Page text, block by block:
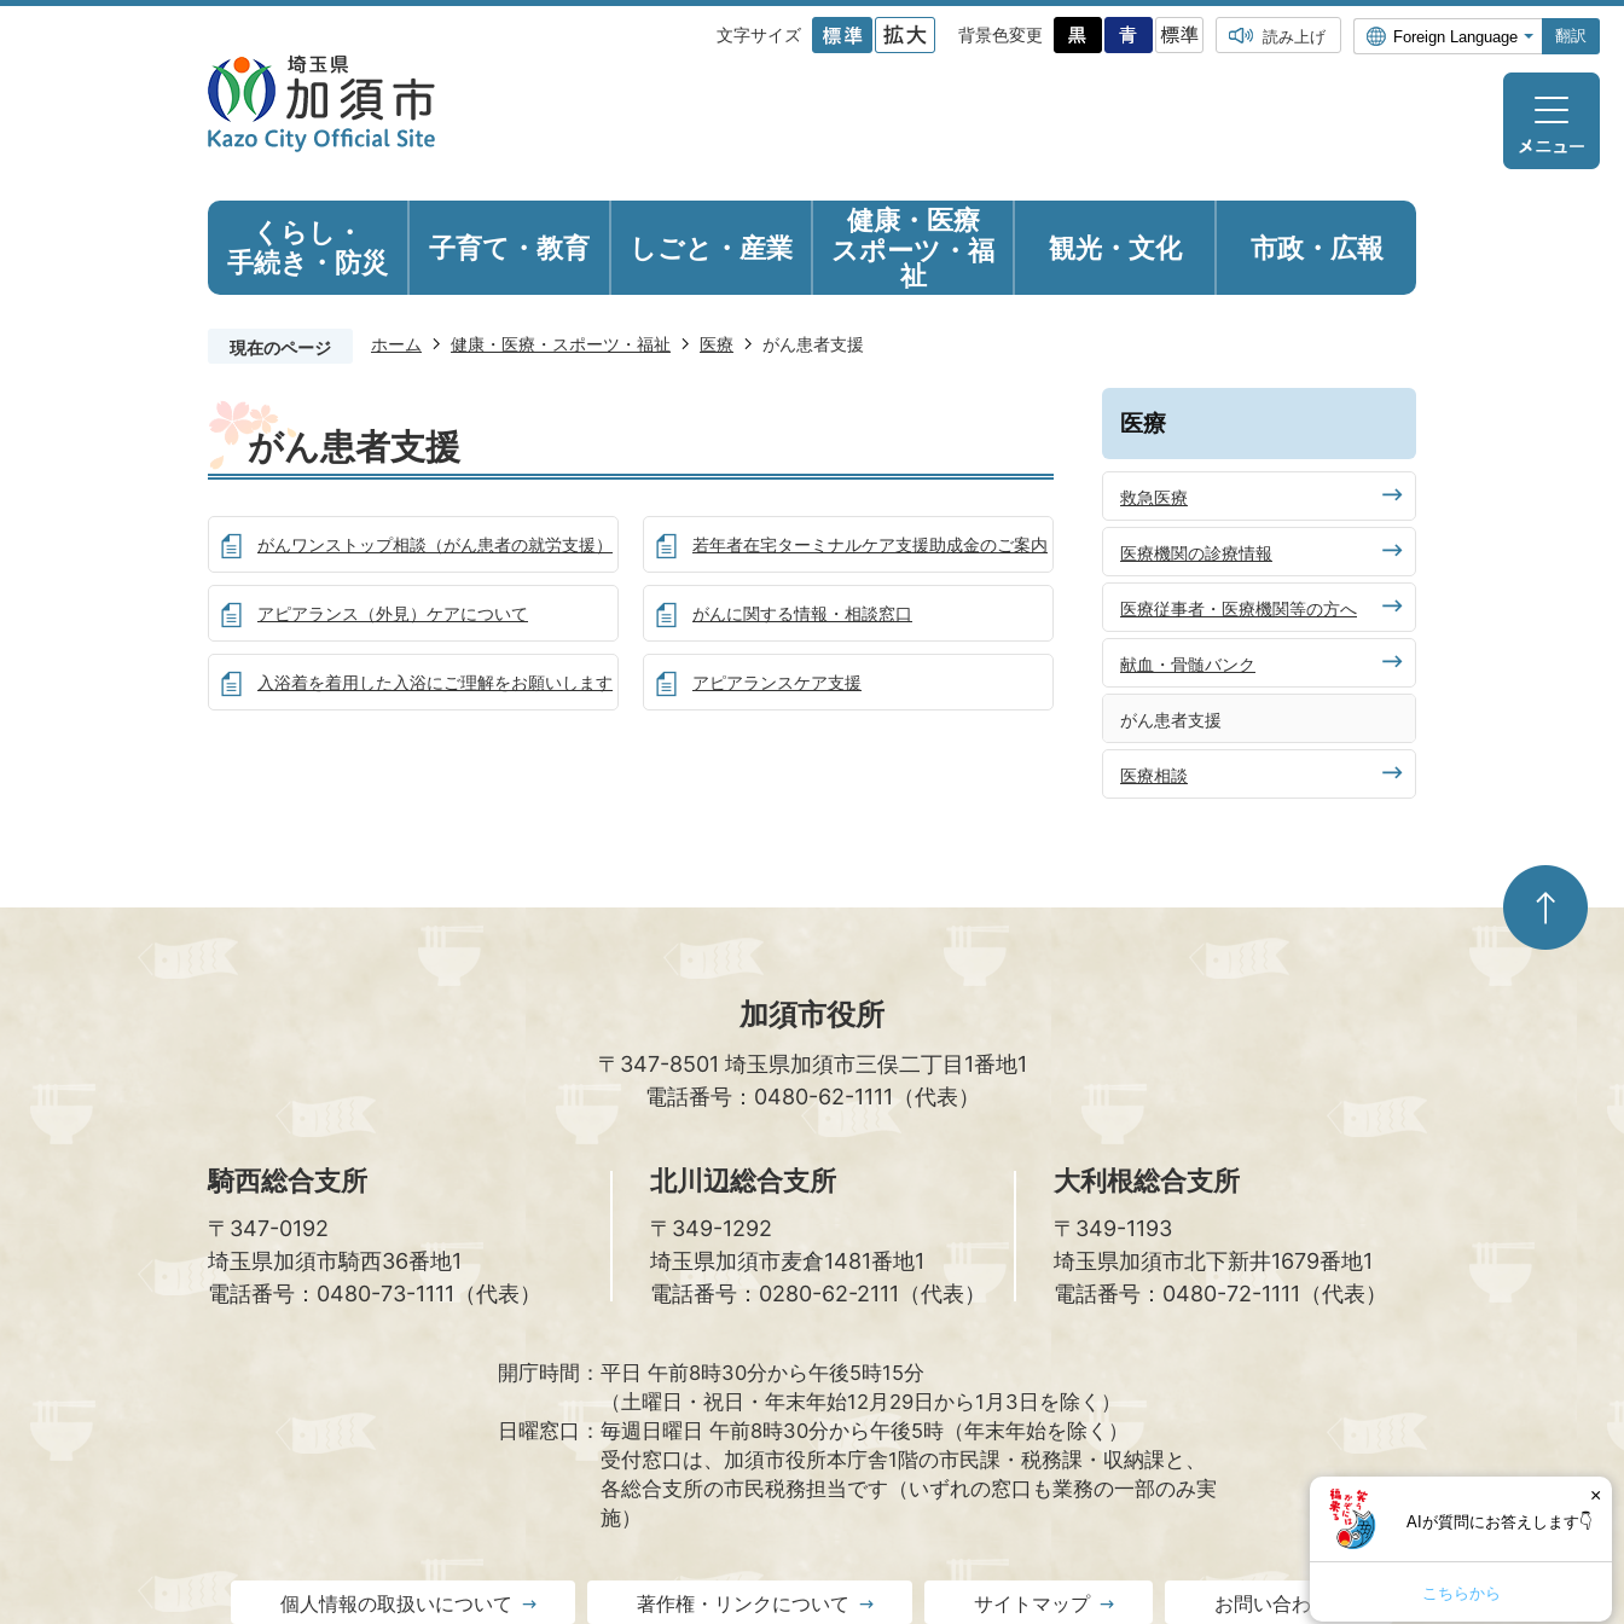
文字サイズ 背景色変更 読み上げ 翻訳
くらし・
手続き ・防災 子育て・教育 しごと・産業
健康・医療
スポーツ・福
祉
観光・ 文化 市政・広報
現在のページ ホーム 健康・医療・スポーツ・福祉 医療 がん患者支援
がん患者支援
がんワンストップ相談（がん患者の就労支援） 若年者在宅ターミナルケア支援助成金のご案内
アピアランス（外見）ケアについて がんに関する情報・相談窓口
入浴着を着用した入浴にご理解をお願いします アピアランスケア支援
医療
救急医療
医療機関の診療情報
医療従事者・医療機関等の方へ
献血・骨髄バンク
がん患者支援
医療相談
ペ
ー
ジ
加須市役所
〒347-8501 埼玉県加須市三俣二丁目1番地1
電話番号：0480-62-1111（代表）
騎西総合支所
〒347-0192
埼玉県加須市騎西36番地1
電話番号：0480-73-1111（代表）
北川辺総合支所
〒349-1292
埼玉県加須市麦倉1481番地1
電話番号：0280-62-2111（代表）
大利根総合支所
〒349-1193
埼玉県加須市北下新井1679番地1
電話番号：0480-72-1111（代表）
開庁時間： 平日 午前8時30分から午後5時15分
（土曜日・祝日・年末年始12月29日から1月3日を除く）
日曜窓口： 毎週日曜日 午前8時30分から午後5時（年末年始を除く）
受付窓口は、加須市役所本庁舎1階の市民課・税務課・収納課と、
各総合支所の市民税務担当です（いずれの窓口も業務の一部のみ実
施）
個人情報の取扱いについて 著作権・リンクについて サイトマップ お問い合わせ
AIが質問にお答えします👇
こちらから
×